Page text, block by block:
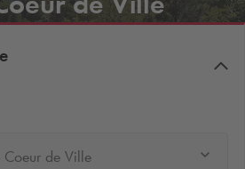
Coeur de Ville